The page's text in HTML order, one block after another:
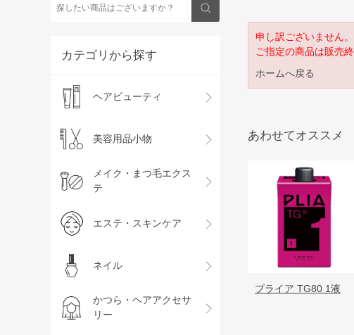
カテゴリから探す
ヘアビューティ
美容用品小物
メイク・まつ毛エクス
テ
エステ・スキンケア
ネイル
かつら・ヘアアクセサ
リー
申し訳ございません。
ご指定の商品は販売
ホームへ戻る
あわせてオススメ
プライア TG80 1液